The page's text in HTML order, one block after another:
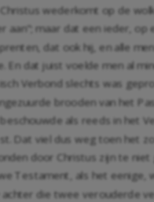
wederkomt op de
aan"; maar dat een ieder,
dat ook hij, en alle
dat juist voelde men al
Verbond slechts was
brooden van het
als reeds in het
viel dus weg toen het
door Christus zijn te niet
Testament, als het eenige,
achter die twee verouderde